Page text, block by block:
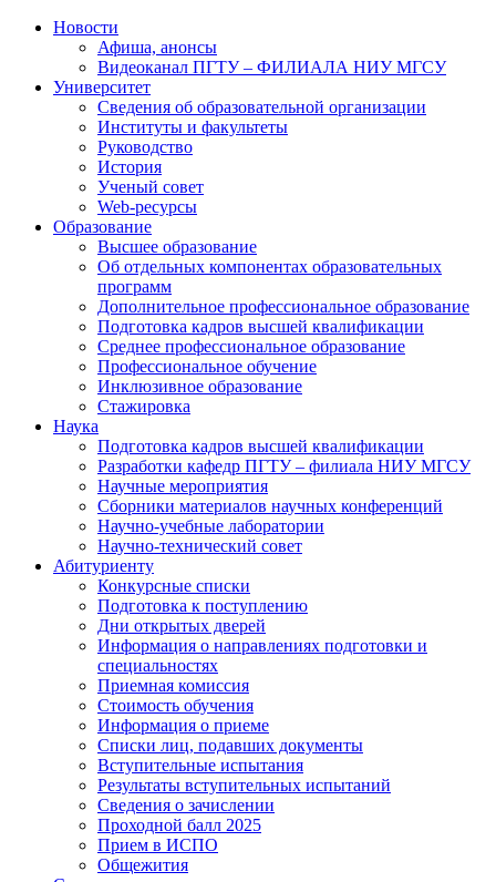
Новости
Афиша, анонсы
Видеоканал ПГТУ – ФИЛИАЛА НИУ МГСУ
Университет
Сведения об образовательной организации
Институты и факультеты
Руководство
История
Ученый совет
Web-ресурсы
Образование
Высшее образование
Об отдельных компонентах образовательных
программ
Дополнительное профессиональное образование
Подготовка кадров высшей квалификации
Среднее профессиональное образование
Профессиональное обучение
Инклюзивное образование
Стажировка
Наука
Подготовка кадров высшей квалификации
Разработки кафедр ПГТУ – филиала НИУ МГСУ
Научные мероприятия
Сборники материалов научных конференций
Научно-учебные лаборатории
Научно-технический совет
Абитуриенту
Конкурсные списки
Подготовка к поступлению
Дни открытых дверей
Информация о направлениях подготовки и
специальностях
Приемная комиссия
Стоимость обучения
Информация о приеме
Списки лиц, подавших документы
Вступительные испытания
Результаты вступительных испытаний
Сведения о зачислении
Проходной балл 2025
Прием в ИСПО
Общежития